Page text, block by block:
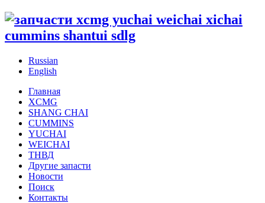
Russian
English
Главная
XCMG
SHANG CHAI
CUMMINS
YUCHAI
WEICHAI
ТНВД
Другие запасти
Новости
Поиск
Контакты